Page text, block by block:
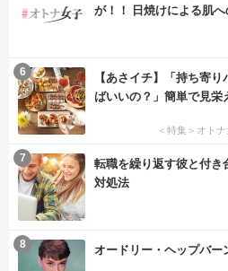
が！！ 日焼けによる肌
【あさイチ】「持ち寄
ばいいの？」簡単で見栄
＜特集＞オト
6
転職を繰り返す彼と付
対処法
7
オードリー・ヘップバー
8